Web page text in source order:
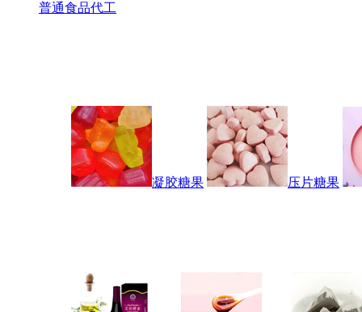
普通食品代工
凝胶糖果 压片糖果